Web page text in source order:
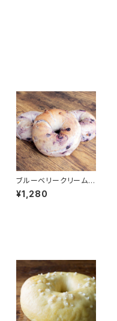
ブルーベリークリームチ
ーズ ベーグル【4個】
¥1,280